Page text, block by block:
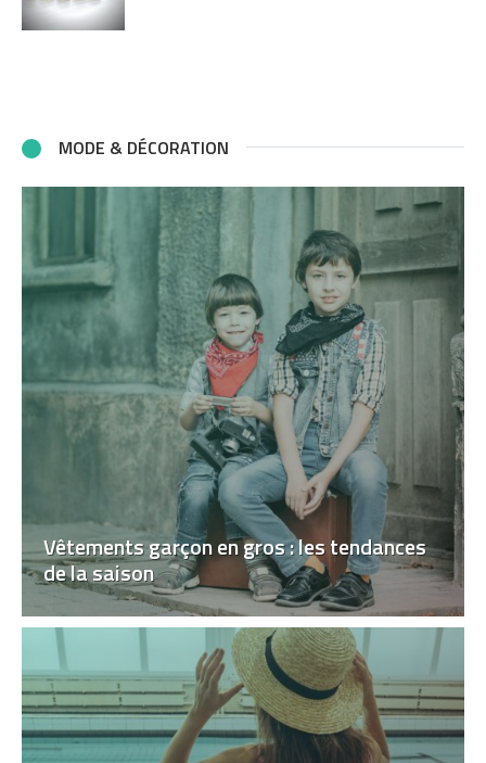
MODE & DÉCORATION
Vêtements garçon en gros : les tendances
de la saison